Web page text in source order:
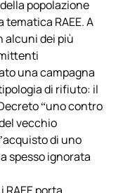
popolazione
RAEE. A
alcuni dei più
una campagna
di rifiuto: il
“uno contro
vecchio
di uno
spesso ignorata